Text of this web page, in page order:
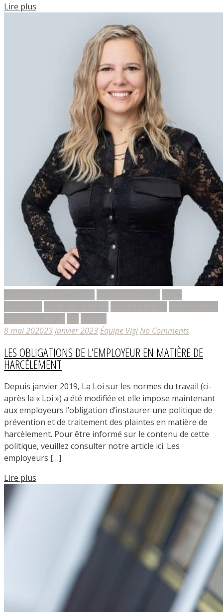
Lire plus
8 mai 202023 janvier 2023 Équipe Vigi No Comments
LES OBLIGATIONS DE L’EMPLOYEUR EN MATIÈRE DE
HARCÈLEMENT
Depuis janvier 2019, La Loi sur les normes du travail (ci-
après la « Loi ») a été modifiée et elle impose maintenant
aux employeurs l’obligation d’instaurer une politique de
prévention et de traitement des plaintes en matière de
harcèlement. Pour être informé sur le contenu de cette
politique, veuillez consulter notre article ici. Les
employeurs […]
Lire plus